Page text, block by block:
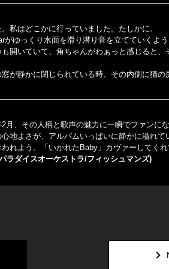
私はどこかに行っていました。たしかに。
がゆっくり水面を滑り潜り音を立てていくよう
開いていて、角ちゃんがわぁっと感じると
が静かに閉じられている時、その内側に猫
月、その人柄と歌声の魅力に一瞬でファンに
地よさが、アルバムいっぱいに静かに溢れて
れよう。「いかれたBaby」カヴァーしてくれ
ラダイスオーケストラ/フィッシュマンズ)